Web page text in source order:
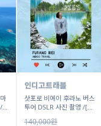
인디고트래블
삿포로 비에이 후라노 버스
투어 DSLR 사진 촬영 /[준
140,000원